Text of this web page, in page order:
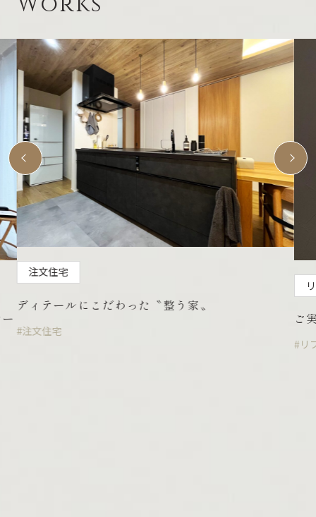
注文住宅
ディテールにこだわった〝整う家〟
#注文住宅
ご
#リ